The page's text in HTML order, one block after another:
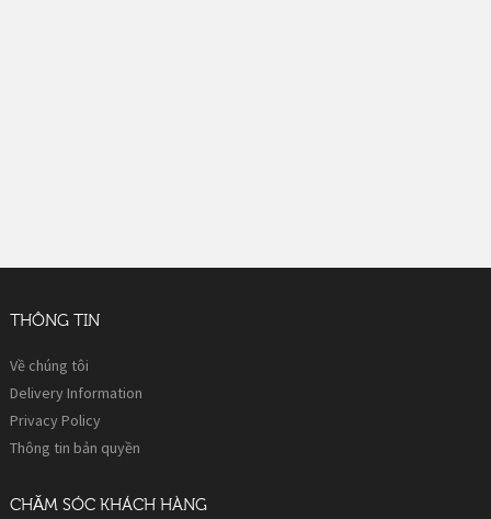
THÔNG TIN
Về chúng tôi
Delivery Information
Privacy Policy
Thông tin bản quyền
CHĂM SÓC KHÁCH HÀNG